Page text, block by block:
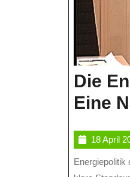
Die
Eine
18 April
Energiepolitik der FDP: Standpunkte und Ziele Die Freie Demokratische Partei (FDP) in Deutschland vertritt